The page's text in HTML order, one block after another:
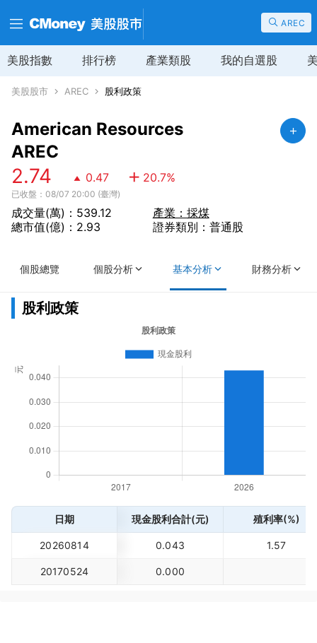
AREC
美股指數 排行榜 產業類股 我的自選股
美股股市 AREC 股利政策
American Resources
AREC
2.74 0.47 20.7%
已收盤：08/07 20:00 (臺灣)
成交量(萬)：539.12
總市值(億)：2.93
產業：採煤
證券類別：普通股
個股總覽 個股分析 基本分析 財務分析
股利政策
日期 現金股利合計(元) 殖利率(%)
20260814 0.043 1.57
20170524 0.000